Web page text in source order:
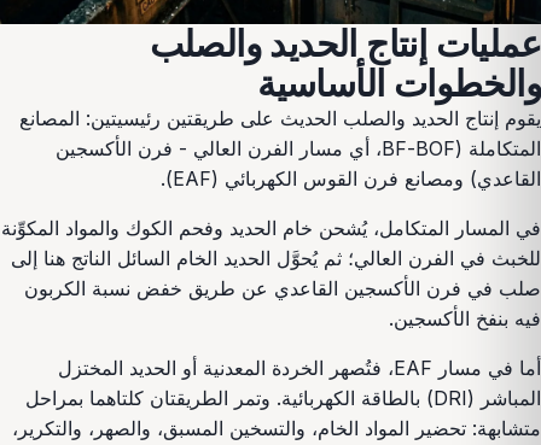
عمليات إنتاج الحديد والصلب
والخطوات الأساسية
يقوم إنتاج الحديد والصلب الحديث على طريقتين رئيسيتين: المصانع
المتكاملة (BF-BOF، أي مسار الفرن العالي - فرن الأكسجين
القاعدي) ومصانع فرن القوس الكهربائي (EAF).
في المسار المتكامل، يُشحن خام الحديد وفحم الكوك والمواد المكوِّنة
للخبث في الفرن العالي؛ ثم يُحوَّل الحديد الخام السائل الناتج هنا إلى
صلب في فرن الأكسجين القاعدي عن طريق خفض نسبة الكربون
فيه بنفخ الأكسجين.
أما في مسار EAF، فتُصهر الخردة المعدنية أو الحديد المختزل
المباشر (DRI) بالطاقة الكهربائية. وتمر الطريقتان كلتاهما بمراحل
متشابهة: تحضير المواد الخام، والتسخين المسبق، والصهر، والتكرير،